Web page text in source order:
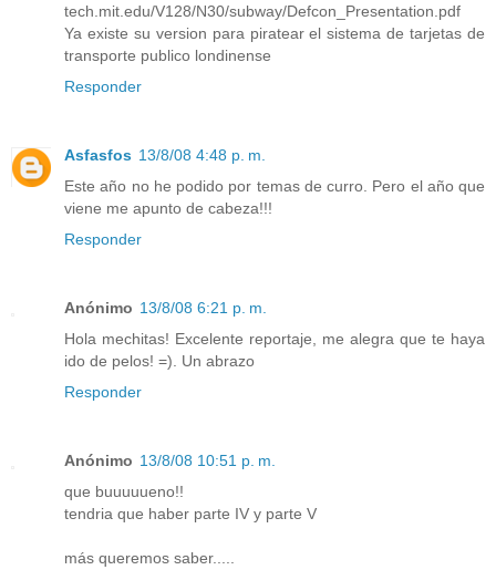
tech.mit.edu/V128/N30/subway/Defcon_Presentation.pdf
Ya existe su version para piratear el sistema de tarjetas de
transporte publico londinense
Responder
Asfasfos 13/8/08 4:48 p. m.
Este año no he podido por temas de curro. Pero el año que
viene me apunto de cabeza!!!
Responder
Anónimo 13/8/08 6:21 p. m.
Hola mechitas! Excelente reportaje, me alegra que te haya
ido de pelos! =). Un abrazo
Responder
Anónimo 13/8/08 10:51 p. m.
que buuuuueno!!
tendria que haber parte IV y parte V
más queremos saber.....